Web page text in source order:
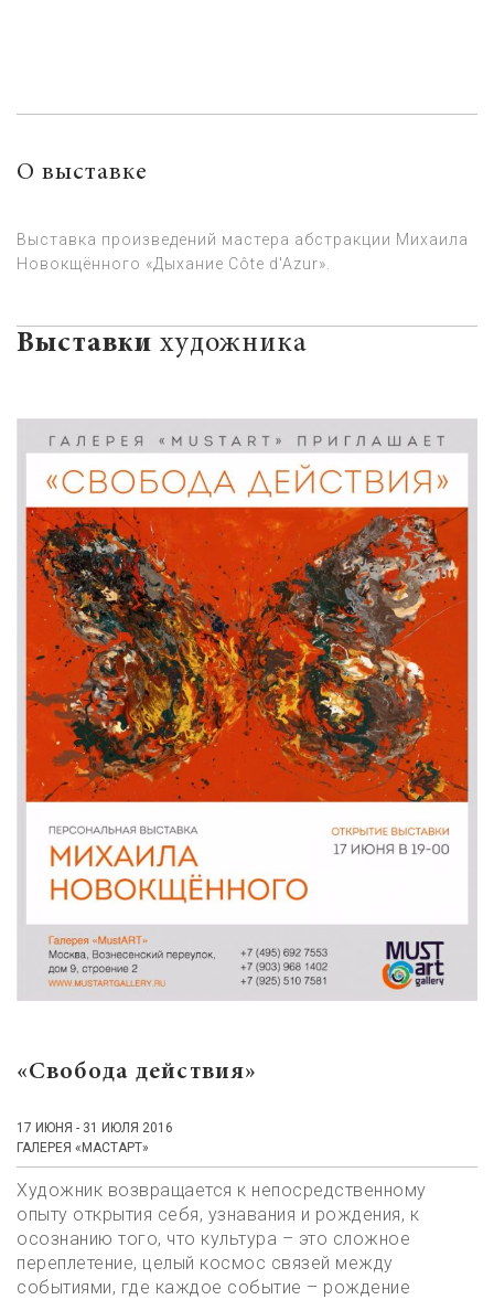
О выставке
Выставка произведений мастера абстракции Михаила
Новокщённого «Дыхание Côte d'Azur».
Выставки художника
«Свобода действия»
17 ИЮНЯ - 31 ИЮЛЯ 2016
ГАЛЕРЕЯ «МАСТАРТ»
Художник возвращается к непосредственному
опыту открытия себя, узнавания и рождения, к
осознанию того, что культура – это сложное
переплетение, целый космос связей между
событиями, где каждое событие – рождение